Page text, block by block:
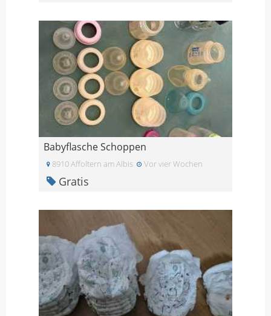
Babyflasche Schoppen
8910 Affoltern am Albis Vor vier Wochen
Gratis